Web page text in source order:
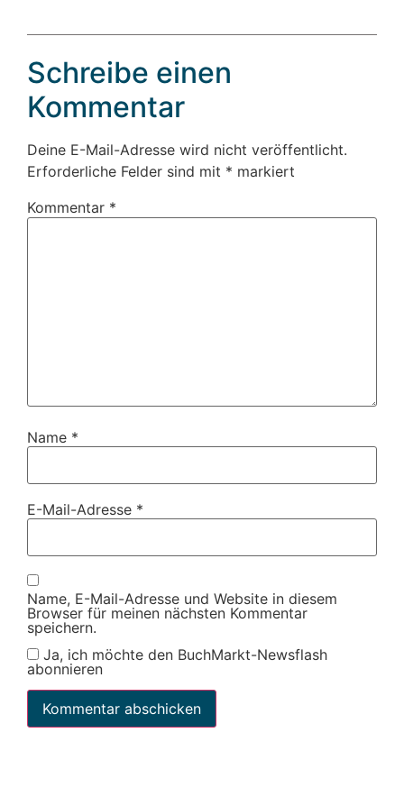
Schreibe einen
Kommentar
Deine E-Mail-Adresse wird nicht veröffentlicht.
Erforderliche Felder sind mit * markiert
Kommentar *
Name *
E-Mail-Adresse *
Name, E-Mail-Adresse und Website in diesem
Browser für meinen nächsten Kommentar
speichern.
Ja, ich möchte den BuchMarkt-Newsflash
abonnieren